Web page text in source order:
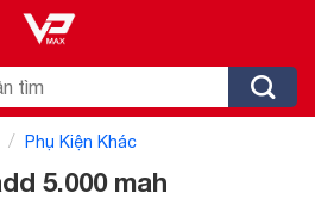
/ Phụ Kiện Khác
5.000 mah